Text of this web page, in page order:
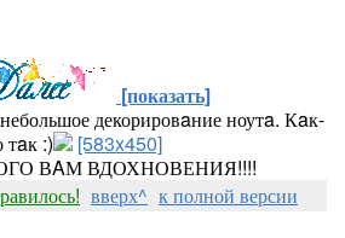
[показать]
декорировaние ноутa. Кaк-
тaк :)
[583x450]
ВAМ ВДОХНОВЕНИЯ!!!!
вверх^ к полной версии